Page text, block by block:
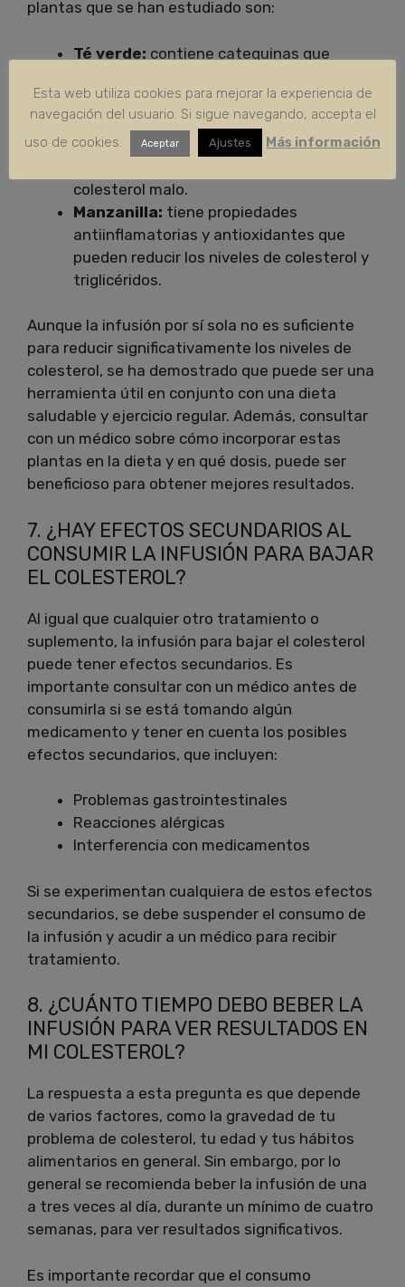
plantas que se han estudiado son:
Té verde: contiene catequinas que
protegen las células del daño causado por
los radicales libres.
Té negro:ayuda a mejorar la circulación
colesterol malo.
Manzanilla: tiene propiedades
antiinflamatorias y antioxidantes que
pueden reducir los niveles de colesterol y
triglicéridos.
Aunque la infusión por sí sola no es suficiente
para reducir significativamente los niveles de
colesterol, se ha demostrado que puede ser una
herramienta útil en conjunto con una dieta
saludable y ejercicio regular. Además, consultar
con un médico sobre cómo incorporar estas
plantas en la dieta y en qué dosis, puede ser
beneficioso para obtener mejores resultados.
7. ¿HAY EFECTOS SECUNDARIOS AL
CONSUMIR LA INFUSIÓN PARA BAJAR
EL COLESTEROL?
Al igual que cualquier otro tratamiento o
suplemento, la infusión para bajar el colesterol
puede tener efectos secundarios. Es
importante consultar con un médico antes de
consumirla si se está tomando algún
medicamento y tener en cuenta los posibles
efectos secundarios, que incluyen:
Problemas gastrointestinales
Reacciones alérgicas
Interferencia con medicamentos
Si se experimentan cualquiera de estos efectos
secundarios, se debe suspender el consumo de
la infusión y acudir a un médico para recibir
tratamiento.
8. ¿CUÁNTO TIEMPO DEBO BEBER LA
INFUSIÓN PARA VER RESULTADOS EN
MI COLESTEROL?
La respuesta a esta pregunta es que depende
de varios factores, como la gravedad de tu
problema de colesterol, tu edad y tus hábitos
alimentarios en general. Sin embargo, por lo
general se recomienda beber la infusión de una
a tres veces al día, durante un mínimo de cuatro
semanas, para ver resultados significativos.
Es importante recordar que el consumo
Esta web utiliza cookies para mejorar la experiencia de
navegación del usuario. Si sigue navegando, accepta el
uso de cookies.
Aceptar Ajustes Más información